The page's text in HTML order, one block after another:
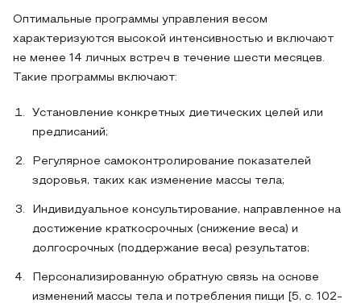
Оптимальные программы управления весом
характеризуются высокой интенсивностью и включают
не менее 14 личных встреч в течение шести месяцев.
Такие программы включают:
Установление конкретных диетических целей или
предписаний;
Регулярное самоконтролирование показателей
здоровья, таких как изменение массы тела;
Индивидуальное консультирование, направленное на
достижение краткосрочных (снижение веса) и
долгосрочных (поддержание веса) результатов;
Персонализированную обратную связь на основе
изменений массы тела и потребления пищи [5, с. 102-